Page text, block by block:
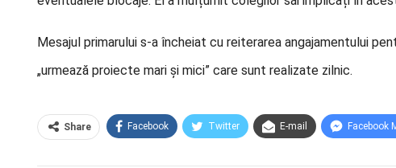
Mesajul primarului s-a încheiat cu reiterarea angajamentului
„urmează proiecte mari și mici” care sunt realizate zilnic.
Share Facebook Twitter E-mail Facebook